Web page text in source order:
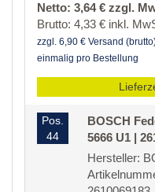
Netto: 3,64 € zzgl.
Brutto: 4,33 € inkl.
zzgl. 6,90 € Versand
einmalig pro Bestellung
Pos.
44
BOSCH
5666 U1 |
Hersteller: